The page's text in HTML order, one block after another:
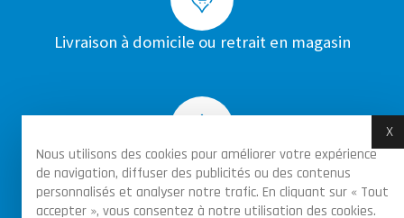
Nous utilisons des cookies pour améliorer votre expérience
de navigation, diffuser des publicités ou des contenus
personnalisés et analyser notre trafic. En cliquant sur « Tout
accepter », vous consentez à notre utilisation des cookies.
X
Livraison à domicile ou retrait en magasin
Achats sécurisés par certificat SSL sur toutes
les commandes